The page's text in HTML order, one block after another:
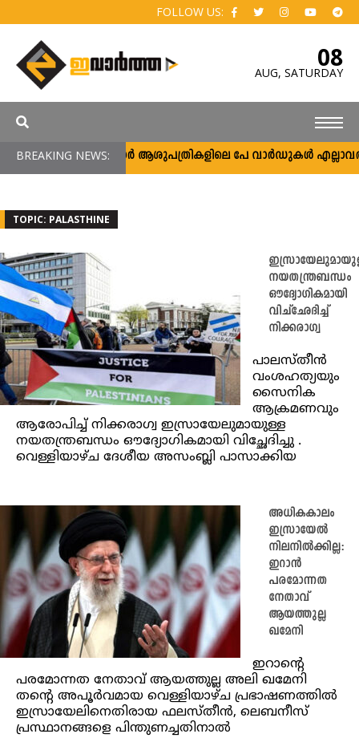
FOLLOW US:
08
AUG, SATURDAY
BREAKING NEWS:
സർക്കാർ ആശുപത്രികളിലെ പേ വാർഡുകൾ എല്ലാവർക്കും;
TOPIC: PALASTHINE
നയതന്ത്രബന്ധം
ഔദ്യോഗികമായി
വിച്ഛേദിച്ച്
നിക്കരാഗ്വ
പാലസ്തീൻ
വംശഹത്യയും
സൈനിക
ആക്രമണവും
ആരോപിച്ച് നിക്കരാഗ്വ ഇസ്രായേലുമായുള്ള
നയതന്ത്രബന്ധം ഔദ്യോഗികമായി വിച്ഛേദിച്ചു .
വെള്ളിയാഴ്ച ദേശീയ അസംബ്ലി പാസാക്കിയ
അധികകാലം
ഇസ്രായേൽ
നിലനിൽക്കില്ല:
ഇറാൻ
പരമോന്നത
നേതാവ്
ആയത്തുല്ല
ഖമേനി
ഇറാൻ്റെ
പരമോന്നത നേതാവ് ആയത്തുല്ല അലി ഖമേനി
തൻ്റെ അപൂർവമായ വെള്ളിയാഴ്ച പ്രഭാഷണത്തിൽ
ഇസ്രായേലിനെതിരായ ഫലസ്തീൻ, ലെബനീസ്
പ്രസ്ഥാനങ്ങളെ പിന്തുണച്ചതിനാൽ